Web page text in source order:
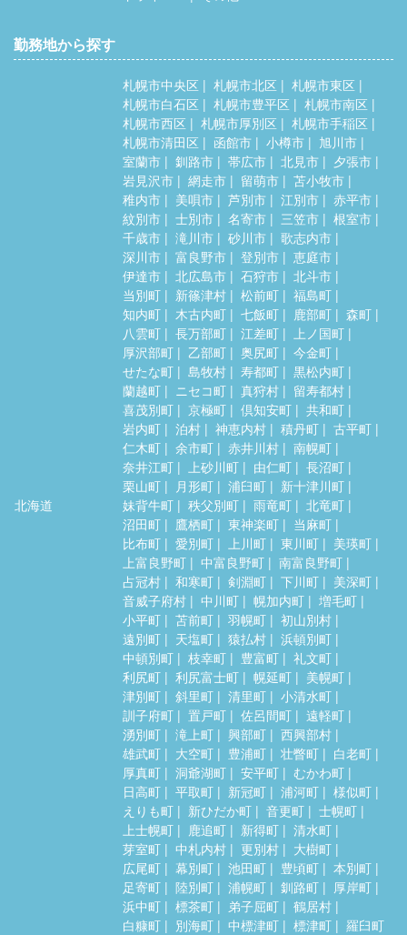
勤務地から探す
北海道
札幌市中央区 札幌市北区
札幌市東区
札幌市白石区
札幌市豊平区
札幌市南区
札幌市西区
札幌市厚別区
札幌市手稲区
札幌市清田区
函館市 小樽市
旭川市
室蘭市
釧路市 帯広市 北見市
夕張市
岩見沢市
網走市 留萌市
苫小牧市
稚内市
美唄市 芦別市 江別市
赤平市
紋別市
士別市 名寄市 三笠市
根室市
千歳市
滝川市 砂川市
歌志内市
深川市
富良野市 登別市
恵庭市
伊達市
北広島市 石狩市
北斗市
当別町
新篠津村 松前町
福島町
知内町
木古内町 七飯町 鹿部町
森町
八雲町
長万部町 江差町
上ノ国町
厚沢部町
乙部町 奥尻町
今金町
せたな町
島牧村 寿都町
黒松内町
蘭越町
ニセコ町 真狩村
留寿都村
喜茂別町
京極町 倶知安町
共和町
岩内町
泊村 神恵内村 積丹町
古平町
仁木町
余市町 赤井川村
南幌町
奈井江町
上砂川町 由仁町
長沼町
栗山町
月形町 浦臼町
新十津川町
妹背牛町
秩父別町 雨竜町
北竜町
沼田町
鷹栖町 東神楽町
当麻町
比布町
愛別町 上川町 東川町
美瑛町
上富良野町
中富良野町
南富良野町
占冠村
和寒町 剣淵町 下川町
美深町
音威子府村
中川町 幌加内町
増毛町
小平町
苫前町 羽幌町
初山別村
遠別町
天塩町 猿払村
浜頓別町
中頓別町
枝幸町 豊富町
礼文町
利尻町
利尻富士町 幌延町
美幌町
津別町
斜里町 清里町
小清水町
訓子府町
置戸町 佐呂間町
遠軽町
湧別町
滝上町 興部町
西興部村
雄武町
大空町 豊浦町 壮瞥町
白老町
厚真町
洞爺湖町 安平町
むかわ町
日高町
平取町 新冠町 浦河町
様似町
えりも町
新ひだか町 音更町
士幌町
上士幌町
鹿追町 新得町
清水町
芽室町
中札内村 更別村
大樹町
広尾町
幕別町 池田町 豊頃町
本別町
足寄町
陸別町 浦幌町 釧路町
厚岸町
浜中町
標茶町 弟子屈町
鶴居村
白糠町
別海町 中標津町 標津町 羅臼町